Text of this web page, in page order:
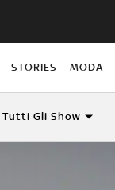
STORIES MODA
Tutti Gli Show